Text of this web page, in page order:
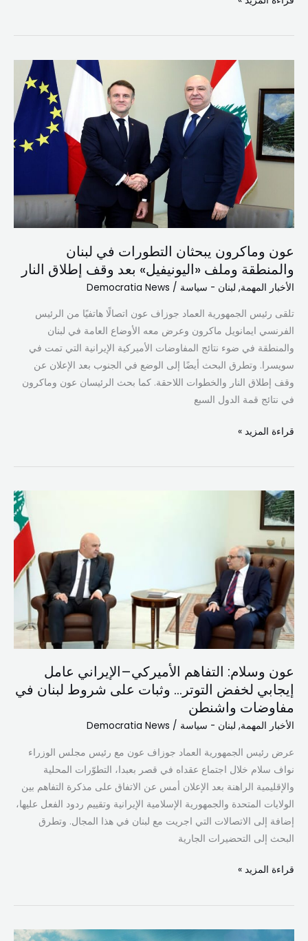
عون وماكرون يبحثان التطورات في لبنان
والمنطقة وملف «اليونيفيل» بعد وقف إطلاق النار
الأخبار المهمة, لبنان - سياسة /
Democratia News
تلقى رئيس الجمهورية العماد جوزاف عون اتصالًا هاتفيًا من الرئيس
الفرنسي ايمانويل ماكرون وعرض معه الأوضاع العامة في لبنان
والمنطقة في ضوء نتائج المفاوضات الأميركية الإيرانية التي تمت في
سويسرا. وتطرق البحث أيضًا إلى الوضع في الجنوب بعد الإعلان عن
وقف إطلاق النار والخطوات اللاحقة. كما بحث الرئيسان عون وماكرون
في نتائج قمة الدول السبع
وماكرون
يبحثان
التطورات
في
لبنان
«اليونيفيل»
بعد
إطلاق
النار
قراءة المزيد »
عون وسلام: التفاهم الأميركي–الإيراني عامل
إيجابي لخفض التوتر… وثبات على شروط لبنان في
مفاوضات واشنطن
الأخبار المهمة, لبنان - سياسة /
Democratia News
عرض رئيس الجمهورية العماد جوزاف عون مع رئيس مجلس الوزراء
نواف سلام خلال اجتماع عقداه في قصر بعبدا، التطوّرات المحلية
والإقليمية الراهنة بعد الإعلان أمس عن الاتفاق على مذكرة التفاهم بين
الولايات المتحدة والجمهورية الإسلامية الإيرانية وتقييم ردود الفعل عليها،
إضافة إلى الاتصالات التي اجريت مع لبنان في هذا المجال. وتطرق
البحث إلى التحضيرات الجارية
عون
وسلام:
التفاهم
الأميركي–
الإيراني
عامل
إيجابي
لخفض
التوتر…
على
شروط
لبنان
في
واشنطن
قراءة المزيد »
واشنطن